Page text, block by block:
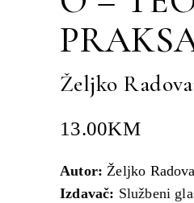
Željko
13.00KM
Autor:Željko
Izdavač: Službeni